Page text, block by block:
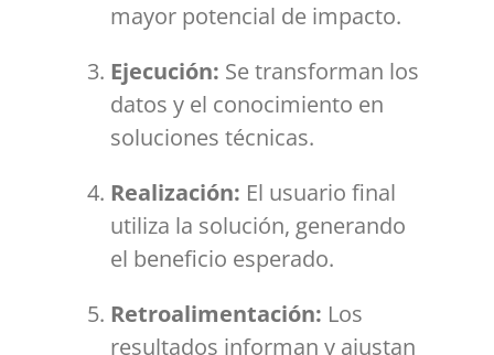
mayor potencial de impacto.
Ejecución: Se transforman los
datos y el conocimiento en
soluciones técnicas.
Realización: El usuario final
utiliza la solución, generando
el beneficio esperado.
Retroalimentación: Los
resultados informan y ajustan